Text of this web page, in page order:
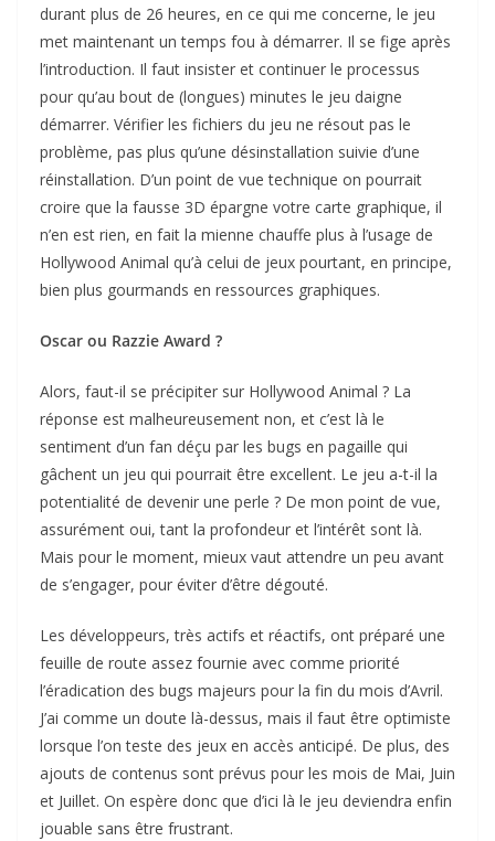
durant plus de 26 heures, en ce qui me concerne, le jeu
met maintenant un temps fou à démarrer. Il se fige après
l’introduction. Il faut insister et continuer le processus
pour qu’au bout de (longues) minutes le jeu daigne
démarrer. Vérifier les fichiers du jeu ne résout pas le
problème, pas plus qu’une désinstallation suivie d’une
réinstallation. D’un point de vue technique on pourrait
croire que la fausse 3D épargne votre carte graphique, il
n’en est rien, en fait la mienne chauffe plus à l’usage de
Hollywood Animal qu’à celui de jeux pourtant, en principe,
bien plus gourmands en ressources graphiques.
Oscar ou Razzie Award ?
Alors, faut-il se précipiter sur Hollywood Animal ? La
réponse est malheureusement non, et c’est là le
sentiment d’un fan déçu par les bugs en pagaille qui
gâchent un jeu qui pourrait être excellent. Le jeu a-t-il la
potentialité de devenir une perle ? De mon point de vue,
assurément oui, tant la profondeur et l’intérêt sont là.
Mais pour le moment, mieux vaut attendre un peu avant
de s’engager, pour éviter d’être dégouté.
Les développeurs, très actifs et réactifs, ont préparé une
feuille de route assez fournie avec comme priorité
l’éradication des bugs majeurs pour la fin du mois d’Avril.
J’ai comme un doute là-dessus, mais il faut être optimiste
lorsque l’on teste des jeux en accès anticipé. De plus, des
ajouts de contenus sont prévus pour les mois de Mai, Juin
et Juillet. On espère donc que d’ici là le jeu deviendra enfin
jouable sans être frustrant.